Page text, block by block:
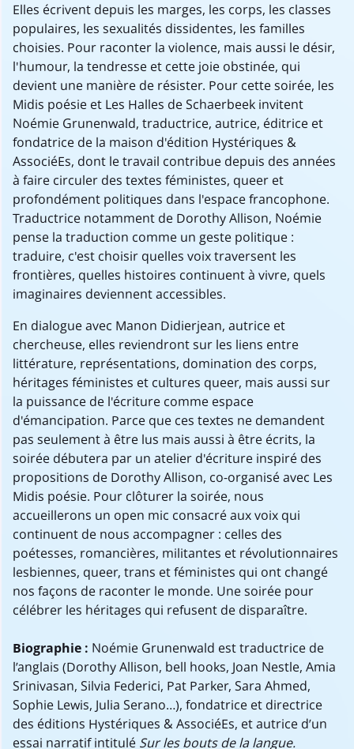
Elles écrivent depuis les marges, les corps, les classes
populaires, les sexualités dissidentes, les familles
choisies. Pour raconter la violence, mais aussi le désir,
l'humour, la tendresse et cette joie obstinée, qui
devient une manière de résister. Pour cette soirée, les
Midis poésie et Les Halles de Schaerbeek invitent
Noémie Grunenwald, traductrice, autrice, éditrice et
fondatrice de la maison d'édition Hystériques &
AssociéEs, dont le travail contribue depuis des années
à faire circuler des textes féministes, queer et
profondément politiques dans l'espace francophone.
Traductrice notamment de Dorothy Allison, Noémie
pense la traduction comme un geste politique :
traduire, c'est choisir quelles voix traversent les
frontières, quelles histoires continuent à vivre, quels
imaginaires deviennent accessibles.
En dialogue avec Manon Didierjean, autrice et
chercheuse, elles reviendront sur les liens entre
littérature, représentations, domination des corps,
héritages féministes et cultures queer, mais aussi sur
la puissance de l'écriture comme espace
d'émancipation. Parce que ces textes ne demandent
pas seulement à être lus mais aussi à être écrits, la
soirée débutera par un atelier d'écriture inspiré des
propositions de Dorothy Allison, co-organisé avec Les
Midis poésie. Pour clôturer la soirée, nous
accueillerons un open mic consacré aux voix qui
continuent de nous accompagner : celles des
poétesses, romancières, militantes et révolutionnaires
lesbiennes, queer, trans et féministes qui ont changé
nos façons de raconter le monde. Une soirée pour
célébrer les héritages qui refusent de disparaître.
Biographie : Noémie Grunenwald est traductrice de
l’anglais (Dorothy Allison, bell hooks, Joan Nestle, Amia
Srinivasan, Silvia Federici, Pat Parker, Sara Ahmed,
Sophie Lewis, Julia Serano...), fondatrice et directrice
des éditions Hystériques & AssociéEs, et autrice d’un
essai narratif intitulé Sur les bouts de la langue.